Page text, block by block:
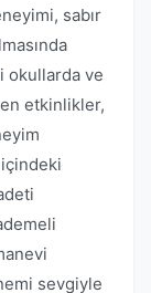
sabır
okullarda ve
etkinlikler,
içindeki
sevgiyle